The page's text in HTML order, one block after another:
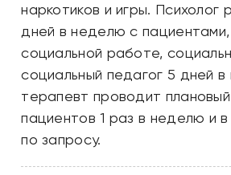
наркотиков и игры. Психолог
дней в неделю с
социальной работе,
социальный педагог 5 дней
терапевт проводит
пациентов 1 раз в неделю и
по запросу.